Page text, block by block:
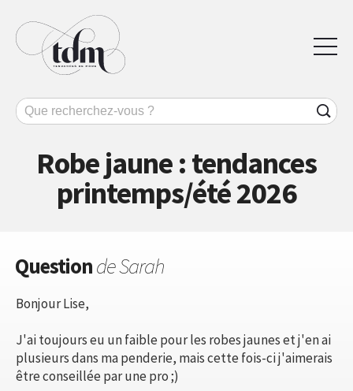
Robe jaune : tendances
printemps/été 2026
Questionde Sarah
Bonjour Lise,
J'ai toujours eu un faible pour les robes jaunes et j'en ai
plusieurs dans ma penderie, mais cette fois-ci j'aimerais
être conseillée par une pro ;)